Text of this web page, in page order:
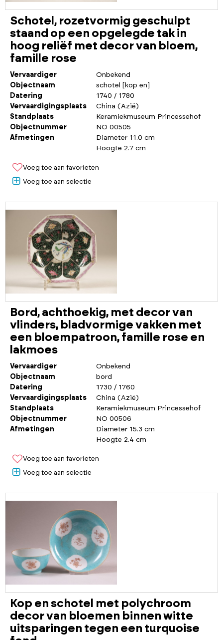
Schotel, rozetvormig geschulpt
staand op een opgelegde tak in
hoog reliëf met decor van bloem,
famille rose
Vervaardiger
Onbekend
Objectnaam
schotel [kop en]
Datering
1740 / 1780
Vervaardigingsplaats
China (Azië)
Standplaats
Keramiekmuseum Princessehof
Objectnummer
NO 00505
Afmetingen
Diameter 11.0 cm
Hoogte 2.7 cm
Voeg toe aan favorieten
Voeg toe aan selectie
Bord, achthoekig, met decor van
vlinders, bladvormige vakken met
een bloempatroon, famille rose en
lakmoes
Vervaardiger
Onbekend
Objectnaam
bord
Datering
1730 / 1760
Vervaardigingsplaats
China (Azië)
Standplaats
Keramiekmuseum Princessehof
Objectnummer
NO 00506
Afmetingen
Diameter 15.3 cm
Hoogte 2.4 cm
Voeg toe aan favorieten
Voeg toe aan selectie
Kop en schotel met polychroom
decor van bloemen binnen witte
uitsparingen tegen een turquoise